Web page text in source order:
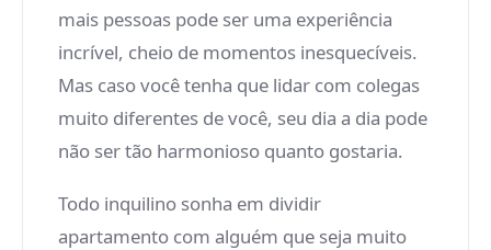
mais pessoas pode ser uma experiência
incrível, cheio de momentos inesquecíveis.
Mas caso você tenha que lidar com colegas
muito diferentes de você, seu dia a dia pode
não ser tão harmonioso quanto gostaria.
Todo inquilino sonha em dividir
apartamento com alguém que seja muito